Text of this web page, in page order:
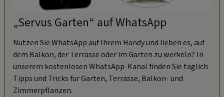
„Servus Garten“ auf WhatsApp
Nutzen Sie WhatsApp auf Ihrem Handy und lieben es, auf
dem Balkon, der Terrasse oder im Garten zu werkeln? In
unserem kostenlosen WhatsApp-Kanal finden Sie täglich
Tipps und Tricks für Garten, Terrasse, Balkon- und
Zimmerpflanzen.